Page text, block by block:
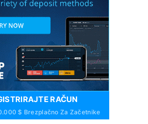
RAČUN
$ Brezplačno Za Začetnike